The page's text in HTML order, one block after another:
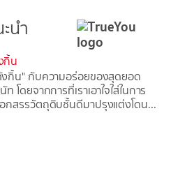
นำ
กิ้น
งกิ้น" กับความอร่อยของสุดยอด
ท โดยจากการที่เราเอาใจใส่ในการ
อกสรรวัตถุดิบชั้นดีมาปรุงแต่งโดน...